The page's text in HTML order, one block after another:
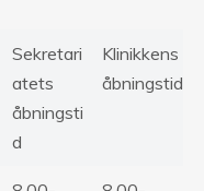
Sekretari
atets
åbningsti
d
Klinikkens
åbningstid